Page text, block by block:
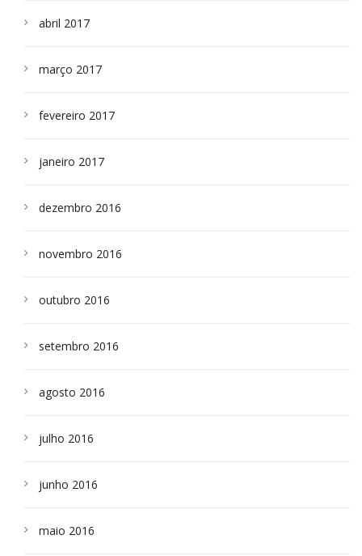
abril 2017
março 2017
fevereiro 2017
janeiro 2017
dezembro 2016
novembro 2016
outubro 2016
setembro 2016
agosto 2016
julho 2016
junho 2016
maio 2016